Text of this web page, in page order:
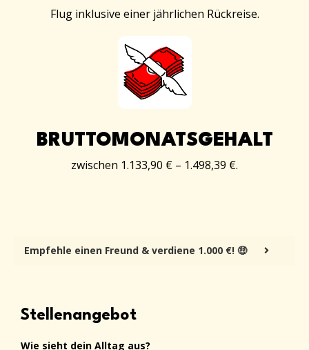
Flug inklusive einer jährlichen Rückreise.
BRUTTOMONATSGEHALT
zwischen 1.133,90 € – 1.498,39 €.
Empfehle einen Freund & verdiene 1.000 €! 🤑
Stellenangebot
Wie sieht dein Alltag aus?